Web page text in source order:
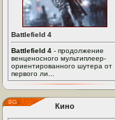
Battlefield 4
Battlefield 4 - продолжение
венценосного мультиплеер-
ориентированного шутера от
первого ли...
Кино